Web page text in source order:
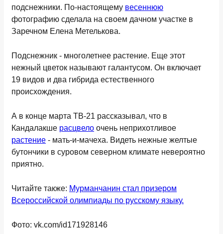
подснежники. По-настоящему весеннюю
фотографию сделала на своем дачном участке в
Заречном Елена Метелькова.
Подснежник - многолетнее растение. Еще этот
нежный цветок называют галантусом. Он включает
19 видов и два гибрида естественного
происхождения.
А в конце марта ТВ-21 рассказывал, что в
Кандалакше расцвело очень неприхотливое
растение - мать-и-мачеха. Видеть нежные желтые
бутончики в суровом северном климате невероятно
приятно.
Читайте также: Мурманчанин стал призером
Всероссийской олимпиады по русскому языку.
Фото: vk.com/id171928146